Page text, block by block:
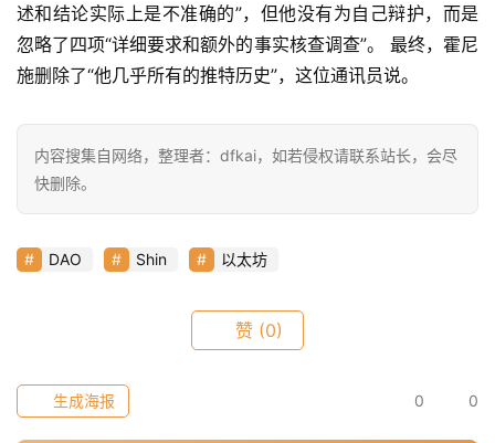
述和结论实际上是不准确的”，但他没有为自己辩护，而是
忽略了四项“详细要求和额外的事实核查调查”。 最终，霍尼
施删除了“他几乎所有的推特历史”，这位通讯员说。
内容搜集自网络，整理者：dfkai，如若侵权请联系站长，会尽
快删除。
DAO Shin 以太坊
赞 (0)
0 0
生成海报